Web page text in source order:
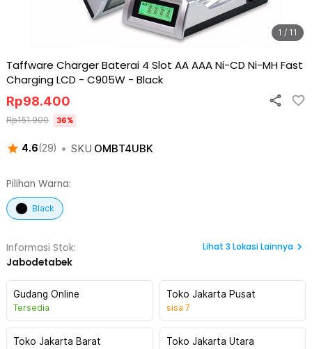
1 / 11
Taffware Charger Baterai 4 Slot AA AAA Ni-CD Ni-MH Fast
Charging LCD - C905W - Black
4.6(29) • SKU OMBT4UBK
Rp98.400
Rp151.900 36%
Pilihan Warna:
Black
Informasi Stok:
Jabodetabek
Lihat 3 Lokasi Lainnya
Gudang Online
Tersedia
Toko Jakarta Pusat
sisa 7
Toko Jakarta Barat Toko Jakarta Utara